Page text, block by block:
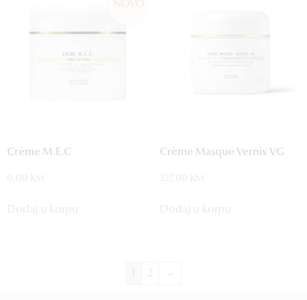
Crème M.E.C
0,00 KM
Dodaj u korpu
Crème Masque Vernix VG
327,00 KM
Dodaj u korpu
2 →